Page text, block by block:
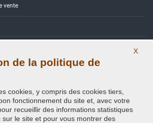
vente
- RGPD
X
de la politique de
cookies, y compris des cookies tiers,
fonctionnement du site et, avec votre
recueillir des informations statistiques
sur le site et pour vous montrer des